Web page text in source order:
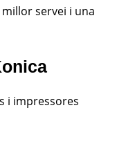
servei i una
i impressores